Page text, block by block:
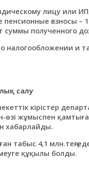
лицу или
взносы –
суммы полученного
налогообложении и
салу
кірістер
өзі жұмыспен
хабарлайды.
табыс 4,1
құқылы болды.